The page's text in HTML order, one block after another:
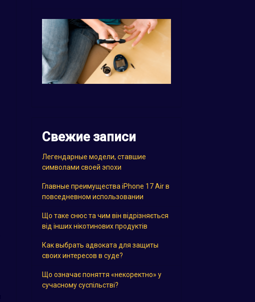
Свежие записи
Легендарные модели, ставшие
символами своей эпохи
Главные преимущества iPhone 17 Air в
повседневном использовании
Що таке снюс та чим він відрізняється
від інших нікотинових продуктів
Как выбрать адвоката для защиты
своих интересов в суде?
Що означає поняття «некоректно» у
сучасному суспільстві?